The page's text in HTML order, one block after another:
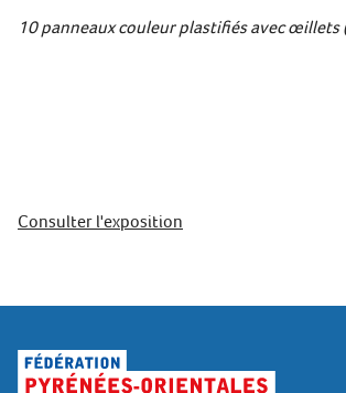
10 panneaux couleur plastifiés avec œillets
Consulter l'exposition